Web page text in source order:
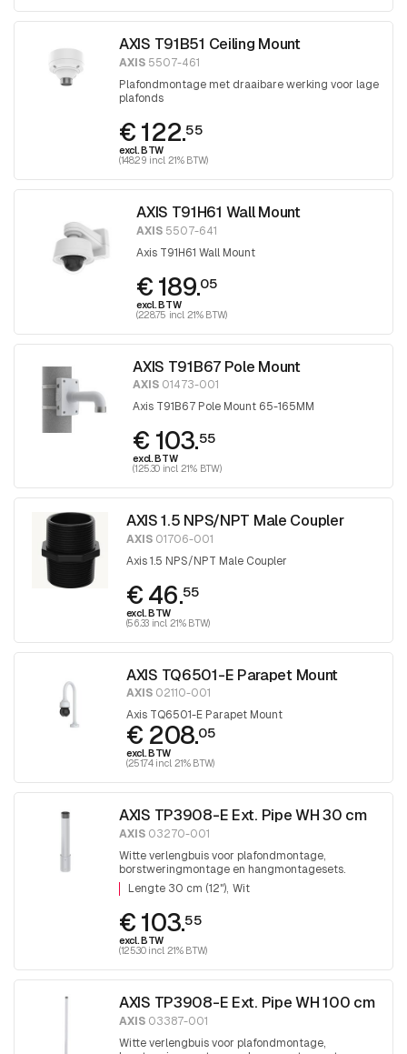
AXIS T91B51 Ceiling Mount
AXIS 5507-461
Plafondmontage met draaibare werking voor lage
plafonds
€ 122.55
excl. BTW
(148.29 incl. 21% BTW)
AXIS T91H61 Wall Mount
AXIS 5507-641
Axis T91H61 Wall Mount
€ 189.05
excl. BTW
(228.75 incl. 21% BTW)
AXIS T91B67 Pole Mount
AXIS 01473-001
Axis T91B67 Pole Mount 65-165MM
€ 103.55
excl. BTW
(125.30 incl. 21% BTW)
AXIS 1.5 NPS/NPT Male Coupler
AXIS01706-001
Axis 1.5 NPS/NPT Male Coupler
€ 46.55
excl. BTW
(56.33 incl. 21% BTW)
AXIS TQ6501-E Parapet Mount
AXIS02110-001
Axis TQ6501-E Parapet Mount
€ 208.05
excl. BTW
(251.74 incl. 21% BTW)
AXIS TP3908-E Ext. Pipe WH 30 cm
AXIS 03270-001
Witte verlengbuis voor plafondmontage,
borstweringmontage en hangmontagesets.
Lengte 30 cm (12") Wit
Lengte 30 cm (12") Wit
€ 103.55
excl. BTW
(125.30 incl. 21% BTW)
AXIS TP3908-E Ext. Pipe WH 100 cm
AXIS 03387-001
Witte verlengbuis voor plafondmontage,